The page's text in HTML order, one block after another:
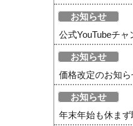
お知らせ
公式YouTubeチャ
お知らせ
価格改定のお知ら
お知らせ
年末年始も休まず